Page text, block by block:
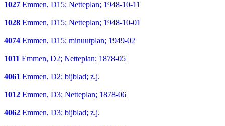
1027 Emmen, D15; Netteplan; 1948-10-11
1028 Emmen, D15; Netteplan; 1948-10-01
4074 Emmen, D15; minuutplan; 1949-02
1011 Emmen, D2; Netteplan; 1878-05
4061 Emmen, D2; bijblad; z.j.
1012 Emmen, D3; Netteplan; 1878-06
4062 Emmen, D3; bijblad; z.j.